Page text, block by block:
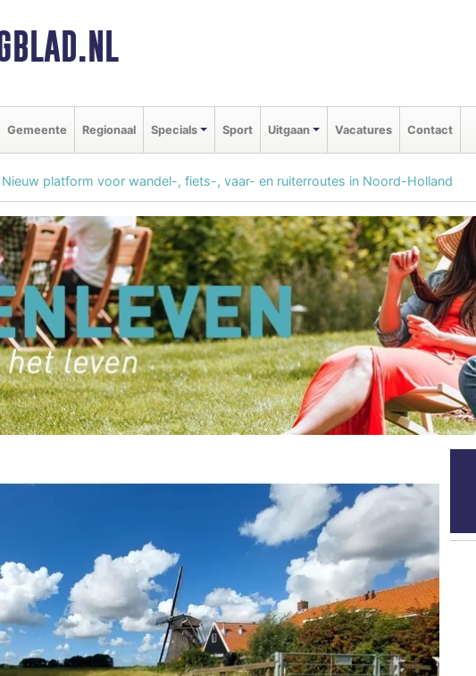
Gemeente Regionaal Specials Sport Uitgaan Vacatures Contact
Nieuw platform voor wandel-, fiets-, vaar- en ruiterroutes in Noord-Holland